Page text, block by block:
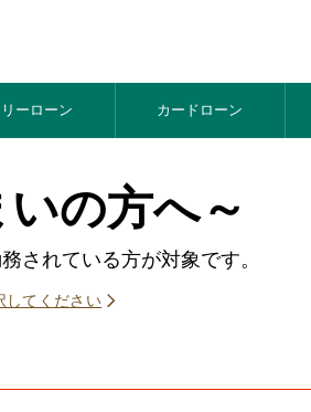
ー ローン カードローン
の方へ～
されている方が対象です。
してください